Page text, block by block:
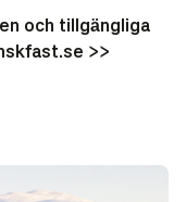
och tillgängliga
>>